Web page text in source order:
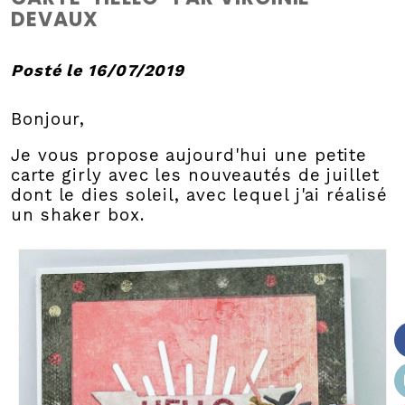
DEVAUX
Posté le 16/07/2019
Bonjour,
Je vous propose aujourd'hui une petite
carte girly avec les nouveautés de juillet
dont le dies soleil, avec lequel j'ai réalisé
un shaker box.